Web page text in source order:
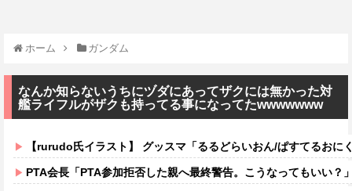
ホーム ガンダム
なんか知らないうちにヅダにあってザクには無かった対
艦ライフルがザクも持ってる事になってたwwwwwww
【rurudo氏イラスト】 グッスマ「るるどらいおん/ぱすてるおにくVer.」
PTA会長「PTA参加拒否した親へ最終警告。こうなってもいい？